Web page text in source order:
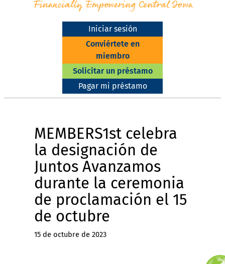
Iniciar sesión
Conviértete en
miembro
Solicitar un préstamo
Pagar mi préstamo
MEMBERS1st celebra
la designación de
Juntos Avanzamos
durante la ceremonia
de proclamación el 15
de octubre
15 de octubre de 2023